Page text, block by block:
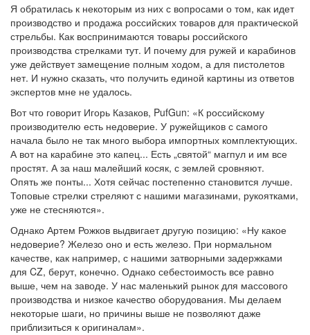
Я обратилась к некоторым из них с вопросами о том, как идет
производство и продажа российских товаров для практической
стрельбы. Как воспринимаются товары российского
производства стрелками тут. И почему для ружей и карабинов
уже действует замещение полным ходом, а для пистолетов
нет. И нужно сказать, что получить единой картины из ответов
экспертов мне не удалось.
Вот что говорит Игорь Казаков, PufGun: «К российскому
производителю есть недоверие. У ружейщиков с самого
начала было не так много выбора импортных комплектующих.
А вот на карабине это капец... Есть „святой“ магпул и им все
простят. А за наш малейший косяк, с землей сровняют.
Опять же понты... Хотя сейчас постепенно становится лучше.
Топовые стрелки стреляют с нашими магазинами, рукоятками,
уже не стесняются».
Однако Артем Рожков выдвигает другую позицию: «Ну какое
недоверие? Железо оно и есть железо. При нормальном
качестве, как например, с нашими затворными задержками
для CZ, берут, конечно. Однако себестоимость все равно
выше, чем на заводе. У нас маленький рынок для массового
производства и низкое качество оборудования. Мы делаем
некоторые шаги, но причины выше не позволяют даже
приблизиться к оригиналам».